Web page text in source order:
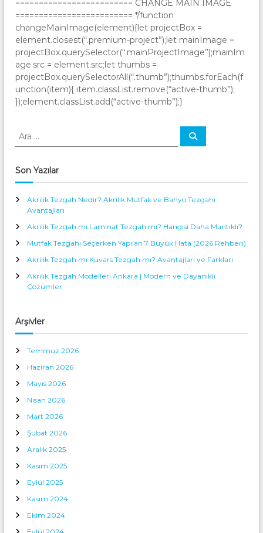
========================= CHANGE MAIN IMAGE
========================= */function
changeMainImage(element){let projectBox =
element.closest(“.premium-project”);let mainImage =
projectBox.querySelector(“.mainProjectImage”);mainIm
age.src = element.src;let thumbs =
projectBox.querySelectorAll(“.thumb”);thumbs.forEach(f
unction(item){ item.classList.remove(“active-thumb”);
});element.classList.add(“active-thumb”);}
:
A
Son Yazılar
Akrilik Tezgah Nedir? Akrilik Mutfak ve Banyo Tezgahı
Avantajları
Akrilik Tezgah mı Laminat Tezgah mı? Hangisi Daha Mantıklı?
Mutfak Tezgahı Seçerken Yapılan 7 Büyük Hata (2026 Rehberi)
Akrilik Tezgah mı Kuvars Tezgah mı? Avantajları ve Farkları
Akrilik Tezgâh Modelleri Ankara | Modern ve Dayanıklı
Çözümler
Arşivler
Temmuz 2026
Haziran 2026
Mayıs 2026
Nisan 2026
Mart 2026
Şubat 2026
Aralık 2025
Kasım 2025
Eylül 2025
Kasım 2024
Ekim 2024